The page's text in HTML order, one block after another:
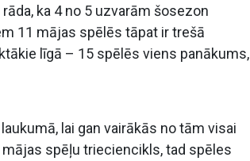
ka 4 no 5 uzvarām šosezon
11 mājas spēlēs tāpat ir trešā
līgā – 15 spēlēs viens panākums,
lai gan vairākās no tām visai
spēļu trieciencikls, tad spēles